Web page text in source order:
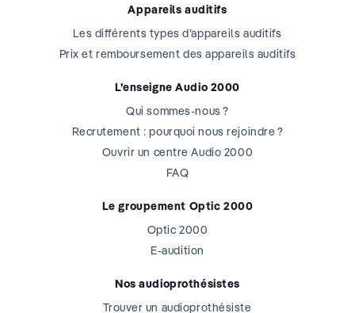
Appareils auditifs
Les différents types d’appareils auditifs
Prix et remboursement des appareils auditifs
L’enseigne Audio 2000
Qui sommes-nous ?
Recrutement : pourquoi nous rejoindre ?
Ouvrir un centre Audio 2000
FAQ
Le groupement Optic 2000
Optic 2000
E-audition
Nos audioprothésistes
Trouver un audioprothésiste